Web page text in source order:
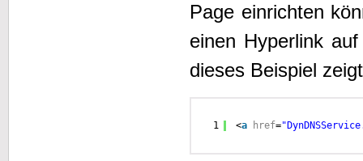
Page einrichten
einen Hyperlink
dieses Beispiel
1 <a href=